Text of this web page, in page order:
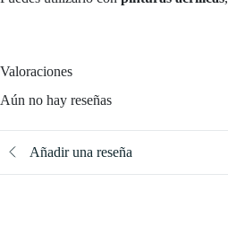
Valoraciones
Aún no hay reseñas
Añadir una reseña